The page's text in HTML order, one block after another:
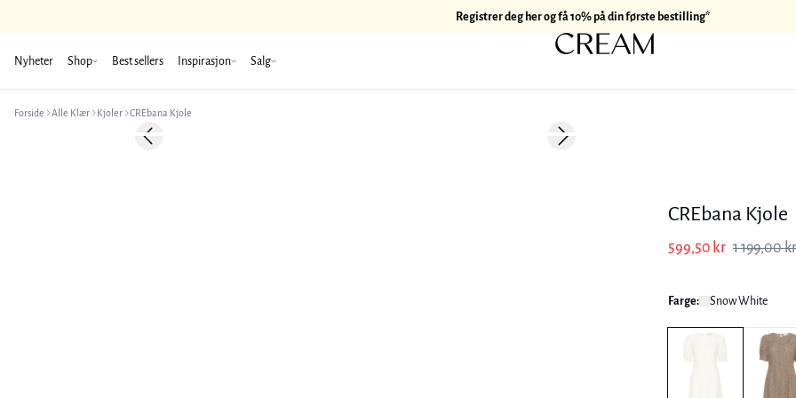
Registrer deg her og få 10% på din første bestilling*
Nyheter Shop Best sellers Inspirasjon Salg
Forside Alle Klær Kjoler CREbana Kjole
-50%Previous slide Next slide
CREbana Kjole
599,50 kr 1 199,00 kr
Farge: Snow White